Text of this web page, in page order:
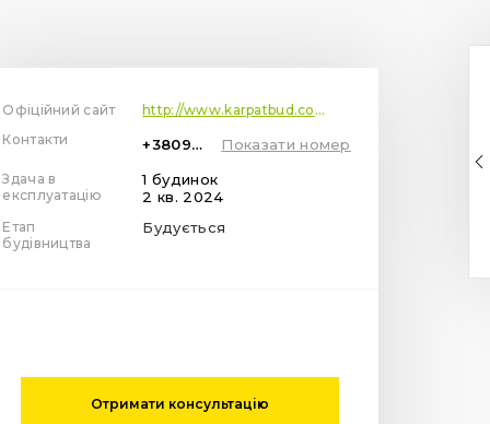
Офіційний сайт
http://www.karpatbud.com.ua/
Контакти
+380961400400 Показати номер
Здача в
експлуатацію
1 будинок
2 кв. 2024
Етап
будівництва
Будується
Отримати консультацію